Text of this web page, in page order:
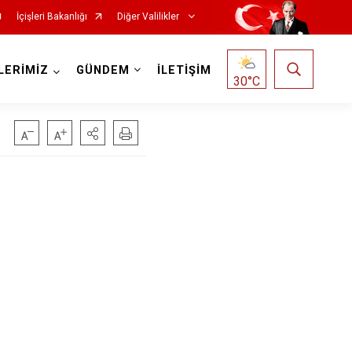
İçişleri Bakanlığı Diğer Valilikler
GÜNDEM İLETİŞİM
30°C